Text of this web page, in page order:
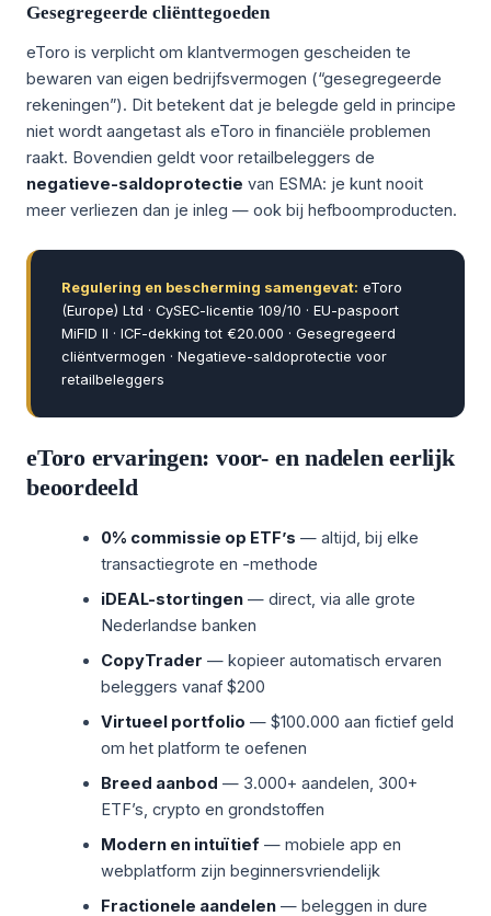
Gesegregeerde cliënttegoeden
eToro is verplicht om klantvermogen gescheiden te
bewaren van eigen bedrijfsvermogen (“gesegregeerde
rekeningen”). Dit betekent dat je belegde geld in principe
niet wordt aangetast als eToro in financiële problemen
raakt. Bovendien geldt voor retailbeleggers de
negatieve-saldoprotectie van ESMA: je kunt nooit
meer verliezen dan je inleg — ook bij hefboomproducten.
Regulering en bescherming samengevat: eToro
(Europe) Ltd · CySEC-licentie 109/10 · EU-paspoort
MiFID II · ICF-dekking tot €20.000 · Gesegregeerd
cliëntvermogen · Negatieve-saldoprotectie voor
retailbeleggers
eToro ervaringen: voor- en nadelen eerlijk
beoordeeld
0% commissie op ETF’s — altijd, bij elke
transactiegrote en -methode
iDEAL-stortingen— direct, via alle grote
Nederlandse banken
CopyTrader — kopieer automatisch ervaren
beleggers vanaf $200
Virtueel portfolio — $100.000 aan fictief geld
om het platform te oefenen
Breed aanbod — 3.000+ aandelen, 300+
ETF’s, crypto en grondstoffen
Modern en intuïtief— mobiele app en
webplatform zijn beginnersvriendelijk
Fractionele aandelen— beleggen in dure